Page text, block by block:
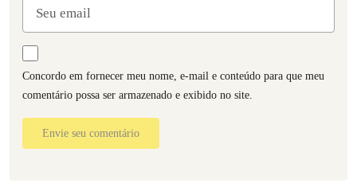
Concordo em fornecer meu nome, e-mail e conteúdo para que meu
comentário possa ser armazenado e exibido no site.
Envie seu comentário